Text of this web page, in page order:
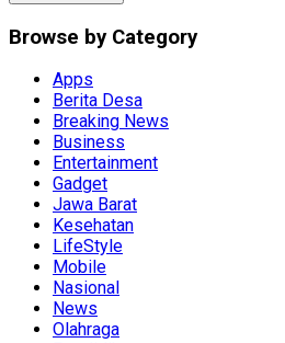
Browse by Category
Apps
Berita Desa
Breaking News
Business
Entertainment
Gadget
Jawa Barat
Kesehatan
LifeStyle
Mobile
Nasional
News
Olahraga